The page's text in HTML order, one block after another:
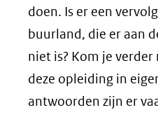
doen. Is er een
buurland, die er aan
niet is? Kom je
deze opleiding in
antwoorden zijn er